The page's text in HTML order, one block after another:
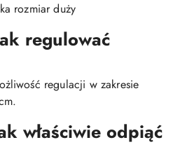
rozmiar duży
regulować
regulacji w zakresie
właściwie odpiąć